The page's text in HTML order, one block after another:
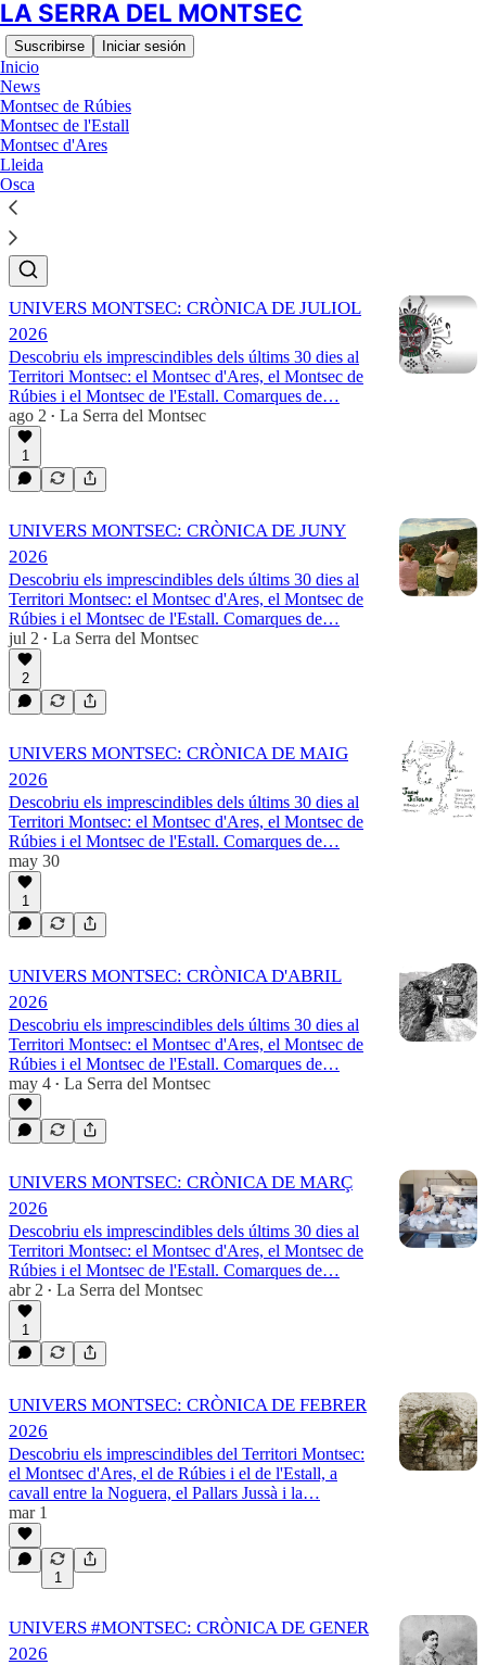
LA SERRA DEL MONTSEC
Suscribirse Iniciar sesión
Inicio
News
Montsec de Rúbies
Montsec de l'Estall
Montsec d'Ares
Lleida
Osca
NEWSLETTER MONTSEC
LOVERS
UNIVERS MONTSEC: CRÒNICA DE JULIOL
2026
Descobriu els imprescindibles dels últims 30 dies al
Territori Montsec: el Montsec d'Ares, el Montsec de
Rúbies i el Montsec de l'Estall. Comarques de…
ago 2 • La Serra del Montsec
1
UNIVERS MONTSEC: CRÒNICA DE JUNY
2026
Descobriu els imprescindibles dels últims 30 dies al
Territori Montsec: el Montsec d'Ares, el Montsec de
Rúbies i el Montsec de l'Estall. Comarques de…
jul 2 • La Serra del Montsec
2
UNIVERS MONTSEC: CRÒNICA DE MAIG
2026
Descobriu els imprescindibles dels últims 30 dies al
Territori Montsec: el Montsec d'Ares, el Montsec de
Rúbies i el Montsec de l'Estall. Comarques de…
may 30
1
UNIVERS MONTSEC: CRÒNICA D'ABRIL
2026
Descobriu els imprescindibles dels últims 30 dies al
Territori Montsec: el Montsec d'Ares, el Montsec de
Rúbies i el Montsec de l'Estall. Comarques de…
may 4 • La Serra del Montsec
UNIVERS MONTSEC: CRÒNICA DE MARÇ
2026
Descobriu els imprescindibles dels últims 30 dies al
Territori Montsec: el Montsec d'Ares, el Montsec de
Rúbies i el Montsec de l'Estall. Comarques de…
abr 2 • La Serra del Montsec
1
UNIVERS MONTSEC: CRÒNICA DE FEBRER
2026
Descobriu els imprescindibles del Territori Montsec:
el Montsec d'Ares, el de Rúbies i el de l'Estall, a
cavall entre la Noguera, el Pallars Jussà i la…
mar 1
1
UNIVERS #MONTSEC: CRÒNICA DE GENER
2026